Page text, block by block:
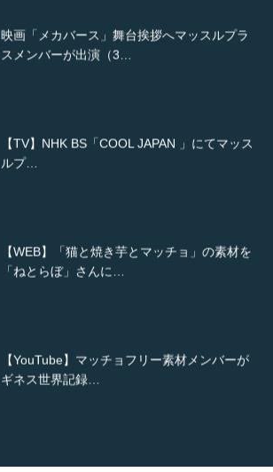
映画「メカバース」舞台挨拶へマッスルプラ
スメンバーが出演（3…
【TV】NHK BS「COOL JAPAN 」にてマッス
ルプ…
【WEB】「猫と焼き芋とマッチョ」の素材を
「ねとらぼ」さんに…
【YouTube】マッチョフリー素材メンバーが
ギネス世界記録…
【TV】TBS番組「ひるおび」にてマッスルプ